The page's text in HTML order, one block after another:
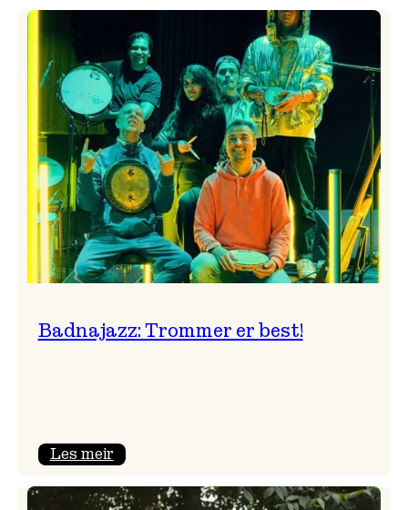
sundagskonsert
på
Jazzklubben
Badnajazz: Trommer er best!
Les meir:
Trommer